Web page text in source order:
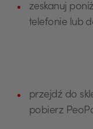
zeskanuj
telefonie lub
przejdź do
pobierz